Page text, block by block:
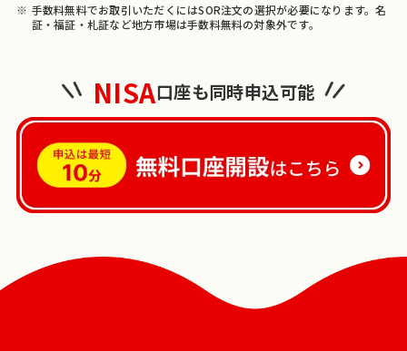
手数料無料でお取引いただくにはSOR注文の選択が必要になります。名
証・福証・札証など地方市場は手数料無料の対象外です。
NISA口座も同時申込可能